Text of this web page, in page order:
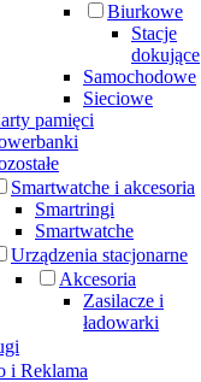
Biurkowe
Stacje
dokujące
Samochodowe
Sieciowe
pamięci
Smartwatche i akcesoria
Smartringi
Smartwatche
Urządzenia stacjonarne
Akcesoria
Zasilacze i
ładowarki
i Reklama